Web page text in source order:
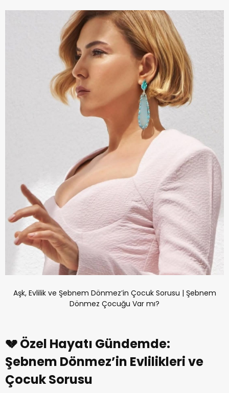
Aşk, Evlilik ve Şebnem Dönmez’in Çocuk Sorusu | Şebnem
Dönmez Çocuğu Var mı?
💔 Özel Hayatı Gündemde:
Şebnem Dönmez’in Evlilikleri ve
Çocuk Sorusu